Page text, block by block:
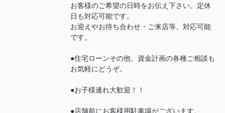
お客様のご希望の日時をお伝え下さい。定休
日も対応可能です。
お迎えやお待ち合わせ・ご来店等、対応可能
です。
●住宅ローンその他、資金計画の各種ご相談も
お気軽にどうぞ。
●お子様連れ大歓迎！！
●店舗前にお客様用駐車場がございます。